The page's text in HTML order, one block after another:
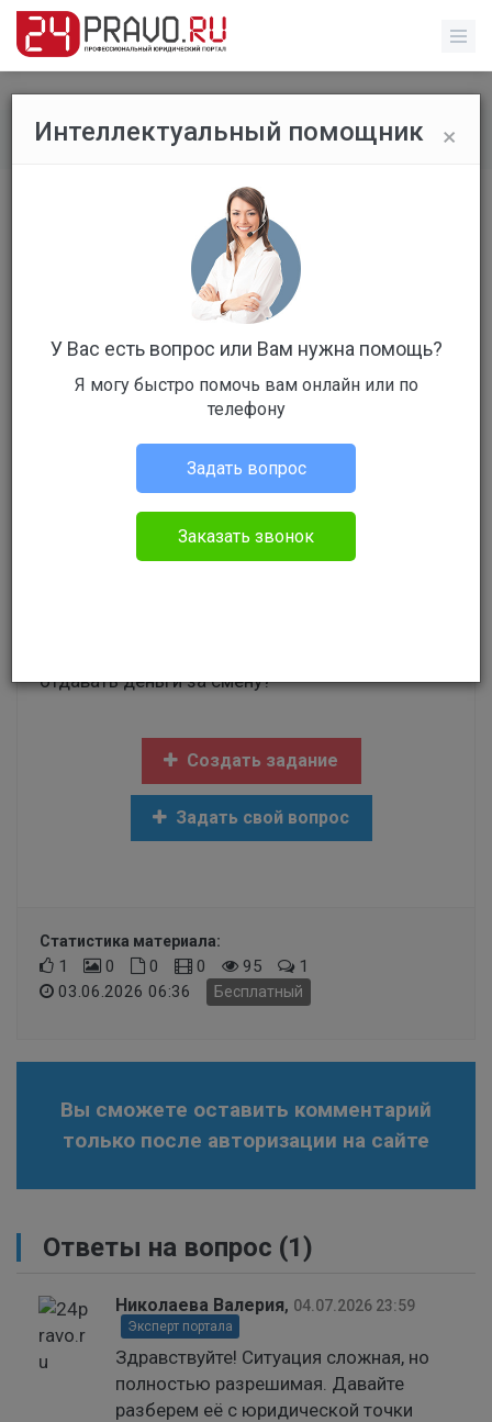
Все вопросы / Без указания категории
Здравствуйте. Работала по графику
2/2! Со сменщицой договорились
отработать 4/4. ..
Бесплатный Ответов: 1
Без указания категории
отдавать деньги за смену?
Создать задание
Задать свой вопрос
Статистика материала:
1 0 0 0 95
1
03.06.2026 06:36
Бесплатный
Вы сможете оставить комментарий
только после авторизации на сайте
Ответы на вопрос (1)
Николаева Валерия, 04.07.2026 23:59
Эксперт портала
Здравствуйте! Ситуация сложная, но
полностью разрешимая. Давайте
разберем её с юридической точки
×
Интеллектуальный помощник
У Вас есть вопрос или Вам нужна помощь?
Я могу быстро помочь вам онлайн или по
телефону
Задать вопрос
Заказать звонок